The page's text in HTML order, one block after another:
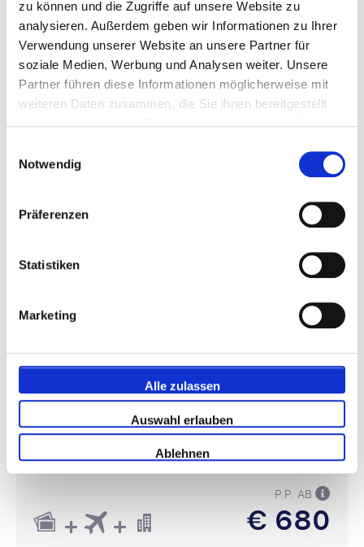
zu können und die Zugriffe auf unsere Website zu
analysieren. Außerdem geben wir Informationen zu Ihrer
Verwendung unserer Website an unsere Partner für
soziale Medien, Werbung und Analysen weiter. Unsere
Partner führen diese Informationen möglicherweise mit
weiteren Daten zusammen, die Sie ihnen bereitgestellt
Notwendig
Präferenzen
Statistiken
Marketing
Alle zulassen
Auswahl erlauben
Ablehnen
€ 1117
Pakete anzeigen
Brentford FC - Nottingham Forest
31 Oktober oder 1 November
Gtech Community Stadium, London
Bezahlen Sie 50% heute!
€ 521
P.P. AB
€ 680